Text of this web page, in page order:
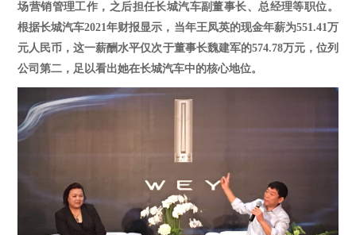
场营销管理工作，之后担任长城汽车副董事长、总经理等职位。
根据长城汽车2021年财报显示，当年王凤英的现金年薪为551.41万
元人民币，这一薪酬水平仅次于董事长魏建军的574.78万元，位列
公司第二，足以看出她在长城汽车中的核心地位。